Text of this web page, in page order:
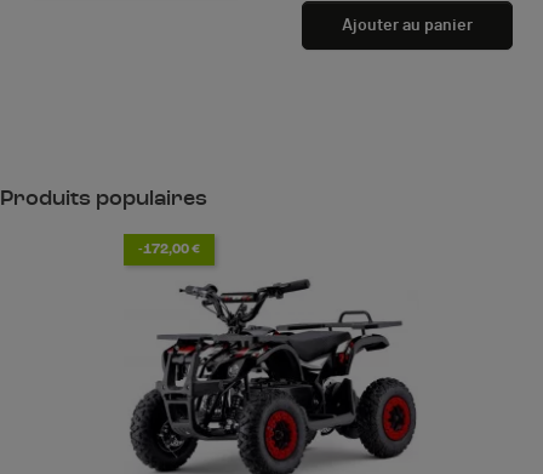
Ajouter au panier
Produits populaires
-172,00 €